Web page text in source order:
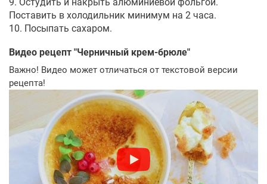
Поставить в холодильник минимум на 2 часа.
10. Посыпать сахаром.
Видео рецепт "Черничный крем-брюле"
Важно! Видео может отличаться от текстовой версии
рецепта!